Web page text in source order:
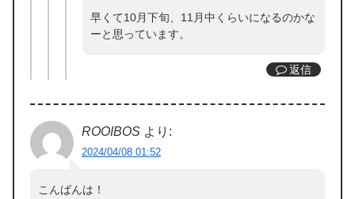
早くて10月下旬、11月中くらいになるのかな
ーと思っています。
返信
ROOIBOS より:
2024/04/08 01:52
こんばんは！